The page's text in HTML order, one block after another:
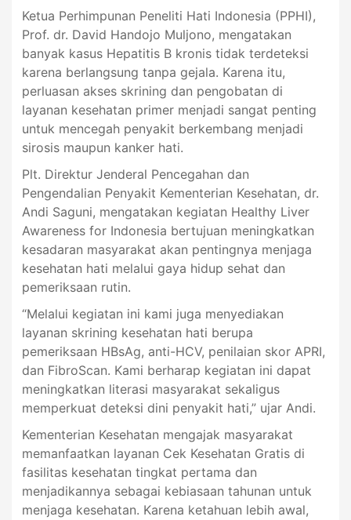
Ketua Perhimpunan Peneliti Hati Indonesia (PPHI),
Prof. dr. David Handojo Muljono, mengatakan
banyak kasus Hepatitis B kronis tidak terdeteksi
karena berlangsung tanpa gejala. Karena itu,
perluasan akses skrining dan pengobatan di
layanan kesehatan primer menjadi sangat penting
untuk mencegah penyakit berkembang menjadi
sirosis maupun kanker hati.
Plt. Direktur Jenderal Pencegahan dan
Pengendalian Penyakit Kementerian Kesehatan, dr.
Andi Saguni, mengatakan kegiatan Healthy Liver
Awareness for Indonesia bertujuan meningkatkan
kesadaran masyarakat akan pentingnya menjaga
kesehatan hati melalui gaya hidup sehat dan
pemeriksaan rutin.
“Melalui kegiatan ini kami juga menyediakan
layanan skrining kesehatan hati berupa
pemeriksaan HBsAg, anti-HCV, penilaian skor APRI,
dan FibroScan. Kami berharap kegiatan ini dapat
meningkatkan literasi masyarakat sekaligus
memperkuat deteksi dini penyakit hati,” ujar Andi.
Kementerian Kesehatan mengajak masyarakat
memanfaatkan layanan Cek Kesehatan Gratis di
fasilitas kesehatan tingkat pertama dan
menjadikannya sebagai kebiasaan tahunan untuk
menjaga kesehatan. Karena ketahuan lebih awal,